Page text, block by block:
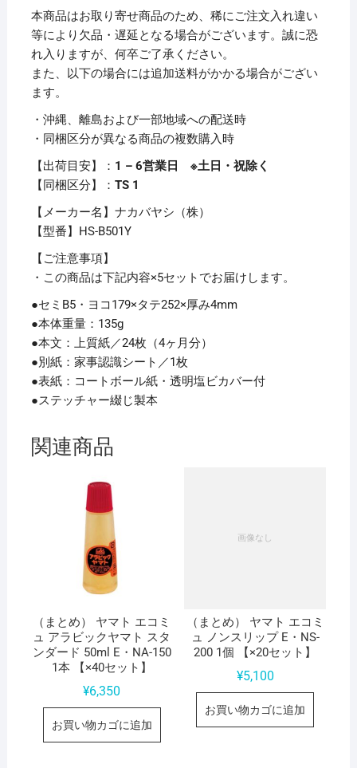
ノ
ー
ト
B5
HS-
B501Y(イ
エ
ロ
ー)
【×5
ッ
ト】
個
本商品はお取り寄せ商品のため、稀にご注文入れ違い
等により欠品・遅延となる場合がございます。誠に恐
れ入りますが、何卒ご了承ください。
また、以下の場合には追加送料がかかる場合がござい
ます。
・沖縄、離島および一部地域への配送時
・同梱区分が異なる商品の複数購入時
【出荷目安】： 1 – 6営業日 ※土日・祝除く
【同梱区分】： TS 1
【メーカー名】ナカバヤシ（株）
【型番】HS-B501Y
【ご注意事項】
・この商品は下記内容×5セットでお届けします。
●セミB5・ヨコ179×タテ252×厚み4mm
●本体重量：135g
●本文：上質紙／24枚（4ヶ月分）
●別紙：家事認識シート／1枚
●表紙：コートボール紙・透明塩ビカバー付
●ステッチャー綴じ製本
関連商品
（まとめ） ヤマト エコミ
ュ アラビックヤマト スタ
ンダード 50ml E・NA-150
1本 【×40セット】
¥6,350
お買い物カゴに追加
（まとめ） ヤマト エコミ
ュ ノンスリップ E・NS-
200 1個 【×20セット】
¥5,100
お買い物カゴに追加